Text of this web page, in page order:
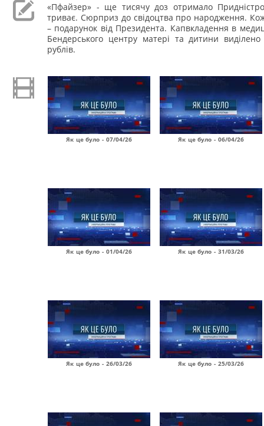
«Пфайзер» - ще тисячу доз отримало
триває. Сюрприз до свідоцтва про народження.
– подарунок від Президента. Капвкладення в
Бендерського центру матері та дитини
рублів.
Як це було - 07/04/26 Як це було - 06/04/26
Як це було - 01/04/26 Як це було - 31/03/26
Як це було - 26/03/26 Як це було - 25/03/26